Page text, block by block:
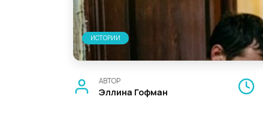
ИСТОРИИ
АВТОР
Эллина Гофман